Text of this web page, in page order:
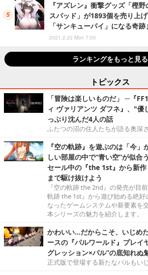
『アズレン』衝撃グッズ「樫
スパッド」が1893個を売り上
「サンキューパイ」になる奇
2021.2.22 Mon 7:00
ランキングをもっと見る
トピックス
「冒険は楽しいものだ」 ─『
ィ ヴァリアンツ ダフネ』、"優
っぷり沈んだ4人の話
ふたつの沼の住人たちが語る奥深さ
『空の軌跡』を遊ぶのは「今
しい部屋の中で“青い空”が似
セール中の『the 1st』から新作
まで駆け抜けよう
『空の軌跡 the 2nd』の発売が目
軌跡 the 1st』から遊び始める絶好
なったゲームシステムや新要素を
本シリーズの魅力を紹介します。
かわいい…だからこそ、いじめ
ースの『パルワールド』プレイ
グレッション×パル”の底知れぬ
正式版で登場する新たなパルもい